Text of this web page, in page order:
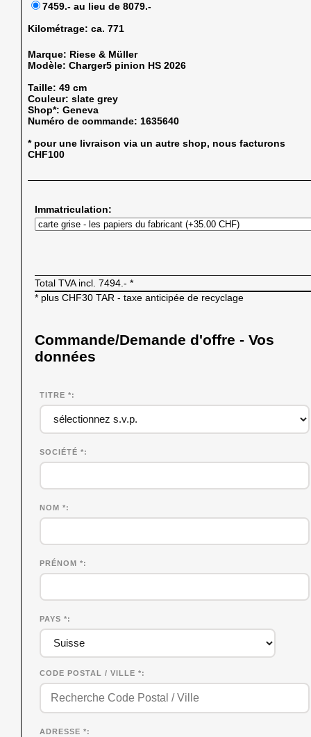
7459.- au lieu de 8079.-
Kilométrage: ca. 771
Marque: Riese & Müller
Modèle:Charger5 pinion HS 2026
Taille:49 cm
Couleur:slate grey
Shop*:Geneva
Numéro de commande: 1635640
* pour une livraison via un autre shop, nous facturons
CHF100
Immatriculation:
Total TVA incl.7494.- *
* plus CHF30 TAR - taxe anticipée de recyclage
Commande/Demande d'offre - Vos
données
TITRE *
SOCIÉTÉ*
NOM*
PRÉNOM*
PAYS *
CODE POSTAL / VILLE *
ADRESSE *